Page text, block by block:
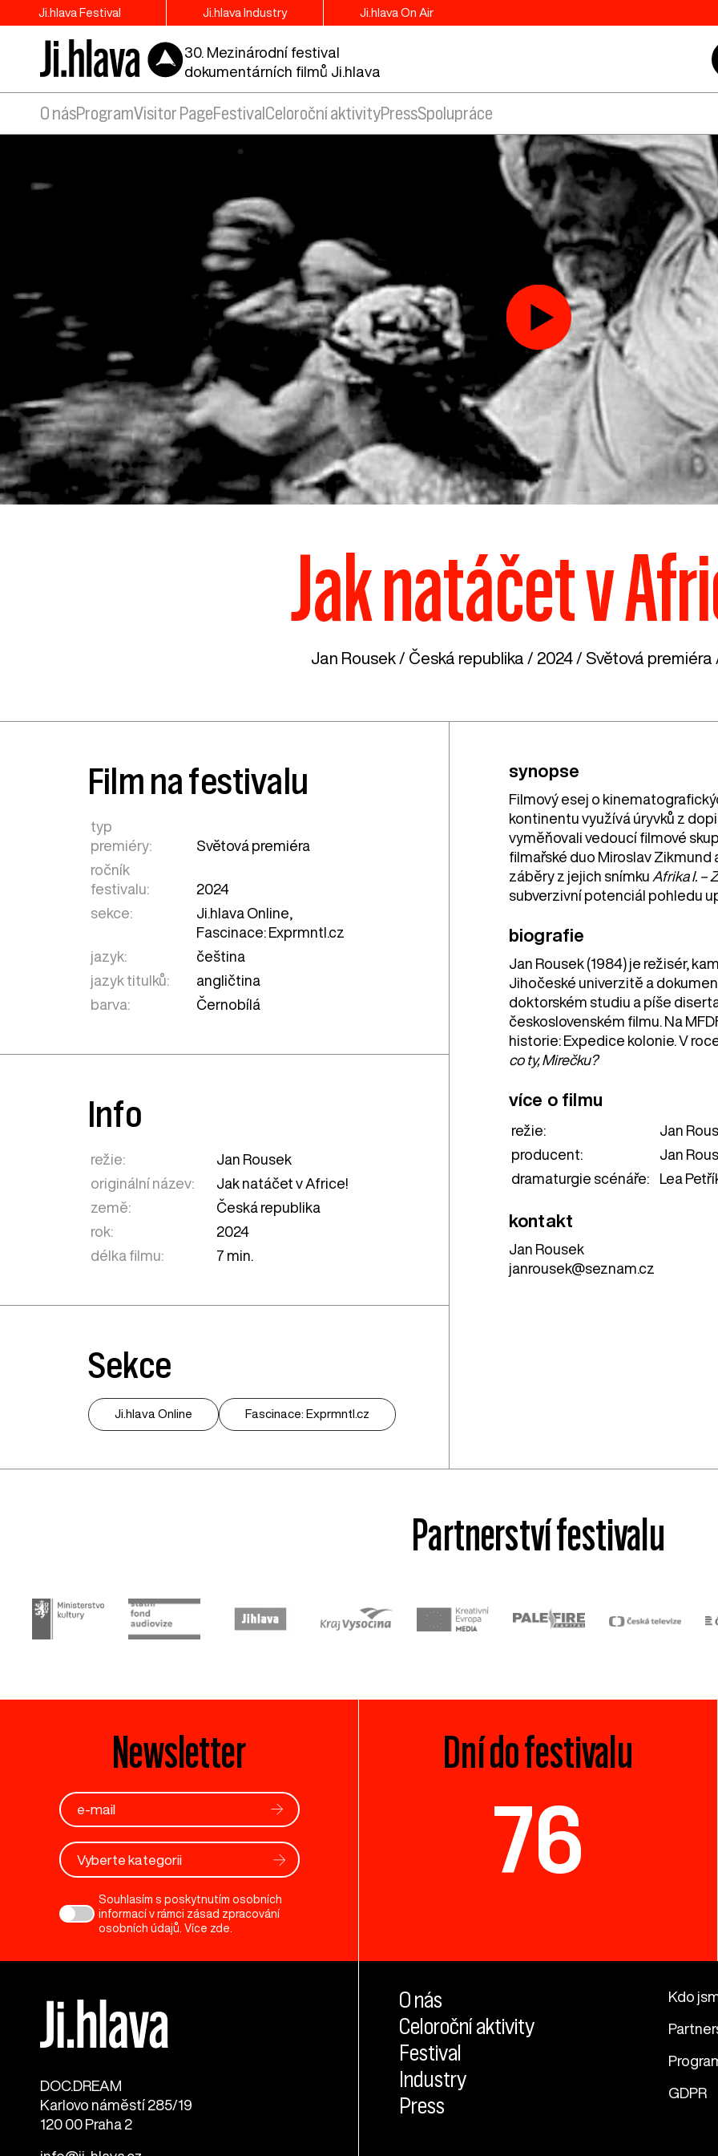
Ji.hlava Festival Ji.hlava Industry Ji.hlava On Air
30. Mezinárodní festival
dokumentárních filmů Ji.hlava
O násProgramVisitor PageFestival Celoroční aktivityPressSpolupráce
Jak natáčet v
Jan Rousek / Česká republika / 2024 / Světová premiéra
synopse
Filmový esej o
kontinentu využívá úryvků z
vyměňovali vedoucí filmové
filmařské duo Miroslav Zikmund
záběry z jejich snímku Afrika I. –
subverzivní potenciál pohledu
biografie
Jan Rousek (1984) je režisér,
Jihočeské univerzitě a
doktorském studiu a píše
československém filmu. Na
historie: Expedice kolonie. V
co ty, Mirečku?
více o filmu
režie:
Jan
producent:
Jan
dramaturgie scénáře:
Lea
kontakt
Jan Rousek
janrousek@seznam.cz
Film na festivalu
typ
premiéry:
Světová premiéra
ročník
festivalu:
2024
sekce:
Ji.hlava Online
Fascinace: Exprmntl.cz
jazyk:
čeština
jazyk titulků:
angličtina
barva:
Černobílá
Info
režie:
Jan Rousek
originální název:
Jak natáčet v Africe!
země:
Česká republika
rok:
2024
délka filmu:
7 min.
Sekce
Ji.hlava Online Fascinace: Exprmntl.cz
Partnerství festivalu
Newsletter
Vyberte kategorii
Souhlasím s poskytnutím osobních
informací v rámci zásad zpracování
osobních údajů. Více zde.
Dní do festivalu
76
DOC.DREAM​
Karlovo náměstí 285/19
120 00 Praha 2
O nás
Celoroční aktivity
Festival
Industry
Press
Kdo
GDPR